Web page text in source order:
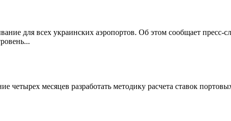
для всех украинских аэропортов. Об этом сообщает пресс-
месяцев разработать методику расчета ставок